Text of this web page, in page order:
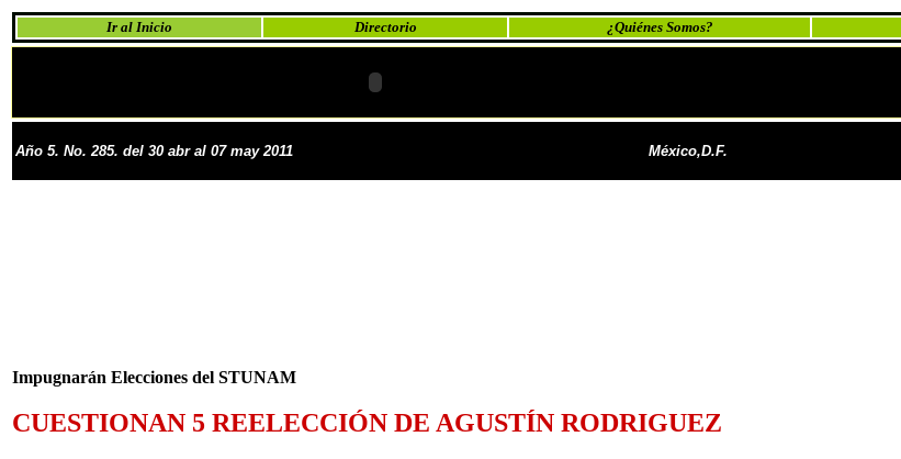
Ir al Inicio Directorio ¿Quiénes Somos?
Año 5. No. 285. del 30 abr al 07 may 2011 México,D.F.
Impugnarán Elecciones del STUNAM
CUESTIONAN 5 REELECCIÓN DE AGUSTÍN RODRIGUEZ